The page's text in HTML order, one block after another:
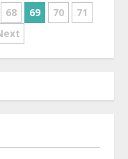
68 69 70
71